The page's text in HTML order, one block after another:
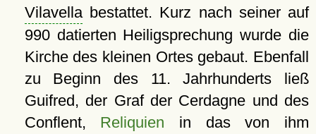
Vilavellabestattet. Kurz nach seiner auf
990 datierten Heiligsprechung wurde die
Kirche des kleinen Ortes gebaut. Ebenfall
zu Beginn des 11. Jahrhunderts ließ
Guifred, der Graf der Cerdagne und des
Conflent, Reliquien in das von ihm